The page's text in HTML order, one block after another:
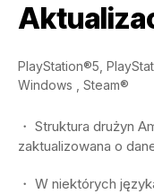
PlayStation®5,
Windows , Steam®
・ Struktura drużyn
zaktualizowana o
・ W niektórych